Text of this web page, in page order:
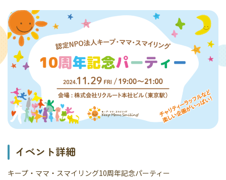
イベント詳細
キープ・ママ・スマイリング10周年記念パーティー